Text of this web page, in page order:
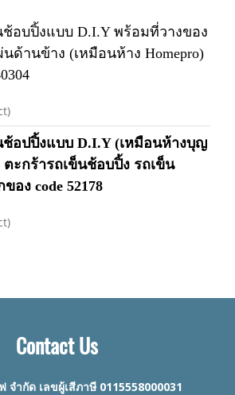
ช้อบปิ้งแบบ D.I.Y พร้อมที่วางของ
นด้านข้าง (เหมือนห้าง Homepro)
ช้อปปิ้งแบบ D.I.Y (เหมือนห้างบุญ
ตะกร้ารถเข็นช้อบปิ้ง รถเข็น
อง code 52178
Contact Us
ำกัด เลขผู้เสีภาษี 0115558000031